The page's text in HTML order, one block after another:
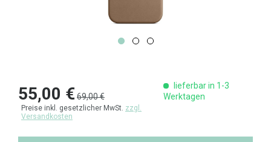
55,00 €69,00 €
Preise inkl. gesetzlicher MwSt. zzgl.
Versandkosten
lieferbar in 1-3
Werktagen